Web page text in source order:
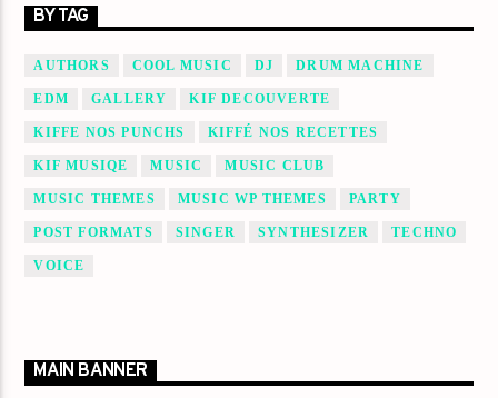
BY TAG
AUTHORS COOL MUSIC DJ DRUM MACHINE
EDM GALLERY KIF DECOUVERTE
KIFFE NOS PUNCHS KIFFÉ NOS RECETTES
KIF MUSIQE MUSIC MUSIC CLUB
MUSIC THEMES MUSIC WP THEMES PARTY
POST FORMATS SINGER SYNTHESIZER TECHNO
VOICE
MAIN BANNER